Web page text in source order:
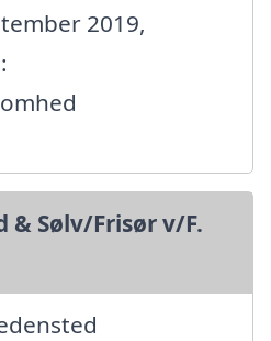
2019,
& Sølv/Frisør v/F.